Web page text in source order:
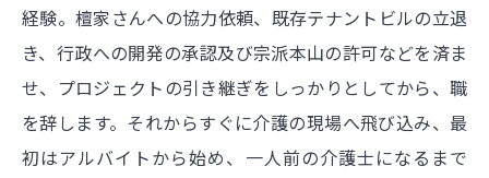
経験。檀家さんへの協力依頼、既存テナントビルの立退
き、行政への開発の承認及び宗派本山の許可などを済ま
せ、プロジェクトの引き継ぎをしっかりとしてから、職
を辞します。それからすぐに介護の現場へ飛び込み、最
初はアルバイトから始め、一人前の介護士になるまで